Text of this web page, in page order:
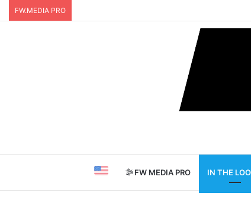
FW.MEDIA PRO
FW MEDIA PRO IN THE